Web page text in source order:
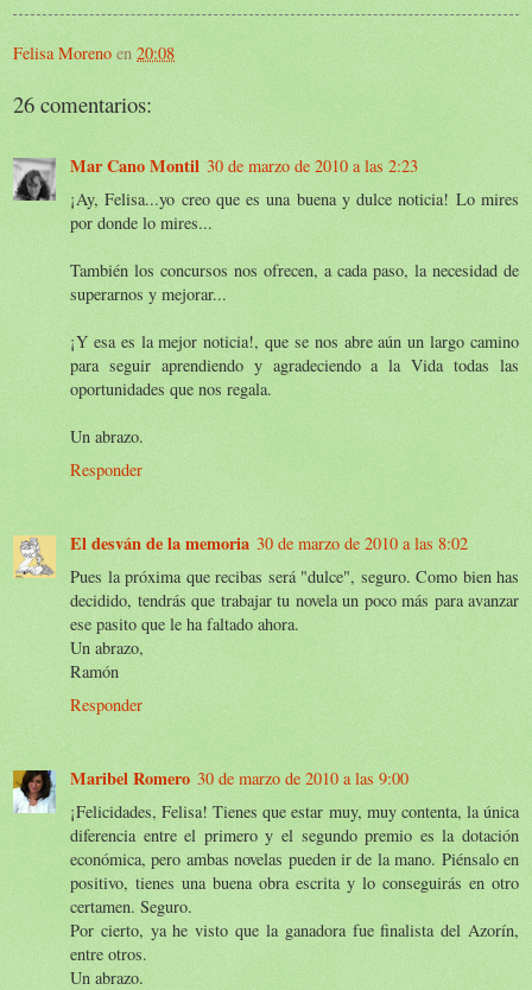
Felisa Moreno en 20:08
26 comentarios:
Mar Cano Montil 30 de marzo de 2010 a las 2:23
¡Ay, Felisa...yo creo que es una buena y dulce noticia! Lo mires
por donde lo mires...
También los concursos nos ofrecen, a cada paso, la necesidad de
superarnos y mejorar...
¡Y esa es la mejor noticia!, que se nos abre aún un largo camino
para seguir aprendiendo y agradeciendo a la Vida todas las
oportunidades que nos regala.
Un abrazo.
Responder
El desván de la memoria 30 de marzo de 2010 a las 8:02
Pues la próxima que recibas será "dulce", seguro. Como bien has
decidido, tendrás que trabajar tu novela un poco más para avanzar
ese pasito que le ha faltado ahora.
Un abrazo,
Ramón
Responder
Maribel Romero 30 de marzo de 2010 a las 9:00
¡Felicidades, Felisa! Tienes que estar muy, muy contenta, la única
diferencia entre el primero y el segundo premio es la dotación
económica, pero ambas novelas pueden ir de la mano. Piénsalo en
positivo, tienes una buena obra escrita y lo conseguirás en otro
certamen. Seguro.
Por cierto, ya he visto que la ganadora fue finalista del Azorín,
entre otros.
Un abrazo.